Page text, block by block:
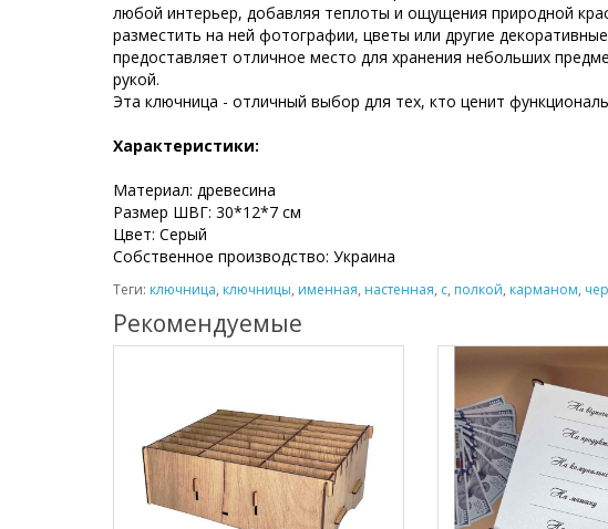
любой интерьер, добавляя теплоты и ощущения природной
разместить на ней фотографии, цветы или другие
предоставляет отличное место для хранения небольших
рукой.
Эта ключница - отличный выбор для тех, кто ценит
Характеристики:
Материал: древесина
Размер ШВГ: 30*12*7 см
Цвет: Серый
Собственное производство: Украина
Теги: ключница, ключницы, именная, настенная, с, полкой, карманом,
Рекомендуемые